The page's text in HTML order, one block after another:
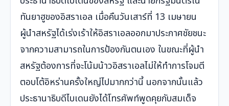
ทันยาฮูของอิสราเอล เมื่อคืนวันเสาร์ที่ 13 เมษายน
ผู้นำสหรัฐได้เร่งเร้าให้อิสราเอลออกมาประกาศชัยชนะ
จากความสามารถในการป้องกันตนเอง ในขณะที่ผู้นำ
สหรัฐต้องการที่จะโน้มน้าวอิสราเอลไม่ให้ทำการโจมตี
ตอบโต้อิหร่านครั้งใหญ่ไปมากกว่านี้ นอกจากนั้นแล้ว
ประธานาธิบดีไบเดนยังได้โทรศัพท์พูดคุยกับสมเด็จ